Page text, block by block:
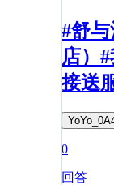
#舒
店）
接送
0
回答